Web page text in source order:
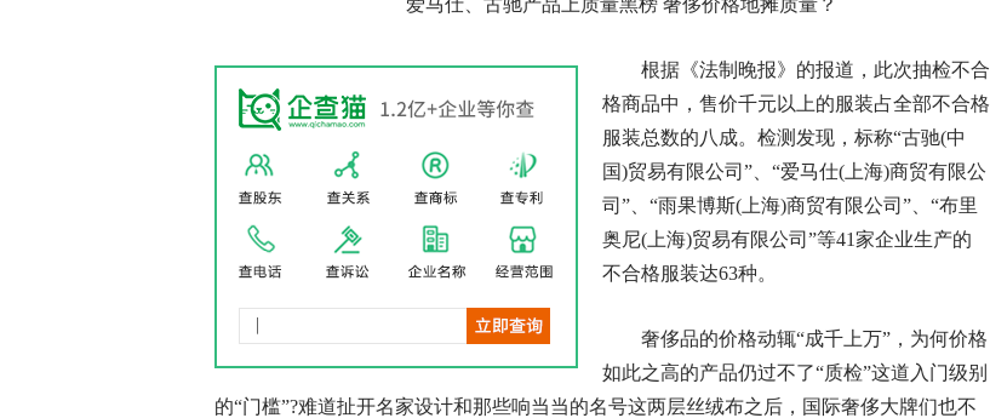
爱马仕、古驰产品上质量黑榜 奢侈价格地摊质量？
根据《法制晚报》的报道，此次抽检不合
格商品中，售价千元以上的服装占全部不合格
服装总数的八成。检测发现，标称“古驰(中
国)贸易有限公司”、“爱马仕(上海)商贸有限公
司”、“雨果博斯(上海)商贸有限公司”、“布里
奥尼(上海)贸易有限公司”等41家企业生产的
不合格服装达63种。
奢侈品的价格动辄“成千上万”，为何价格
如此之高的产品仍过不了“质检”这道入门级别
的“门槛”?难道扯开名家设计和那些响当当的名号这两层丝绒布之后，国际奢侈大牌们也不